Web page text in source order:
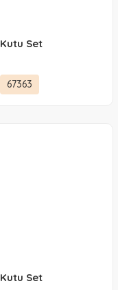
Kutu Set
67363
Kutu Set